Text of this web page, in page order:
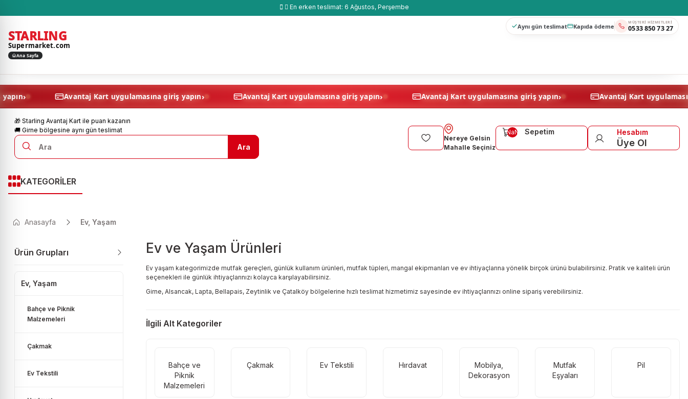
En erken teslimat: 6 Ağustos, Perşembe
STARLING
Supermarket.com
Ana Sayfa
Aynı gün teslimat Kapıda ödeme MÜŞTERI HIZMETLERI
0533 850 73 27
giriş yapın› Avantaj Kart uygulamasına giriş yapın› Avantaj Kart uygulamasına giriş yapın› Avantaj Kart uygulamasına giriş yapın› Avantaj Kart
🎁 Starling Avantaj Kart ile puan kazanın
🚚 Girne bölgesine aynı gün teslimat
Ara
Nereye Gelsin
Mahalle Seçiniz
Sepetim
NaN Hesabım
Üye Ol
KATEGORİLER
Anasayfa Ev, Yaşam
Ürün Grupları
Ev, Yaşam
Bahçe ve Piknik
Malzemeleri
Çakmak
Ev Tekstili
Ev ve Yaşam Ürünleri
Ev yaşam kategorimizde mutfak gereçleri, günlük kullanım ürünleri, mutfak tüpleri, mangal ekipmanları ve ev ihtiyaçlarına yönelik birçok ürünü bulabilirsiniz. Pratik ve kaliteli ürün
seçenekleri ile günlük ihtiyaçlarınızı kolayca karşılayabilirsiniz.
Girne, Alsancak, Lapta, Bellapais, Zeytinlik ve Çatalköy bölgelerine hızlı teslimat hizmetimiz sayesinde ev ihtiyaçlarınızı online sipariş verebilirsiniz.
İlgili Alt Kategoriler
Bahçe ve
Piknik
Malzemeleri
Çakmak Ev Tekstili Hırdavat
Mobilya,
Dekorasyon
Mutfak
Eşyaları
Pil